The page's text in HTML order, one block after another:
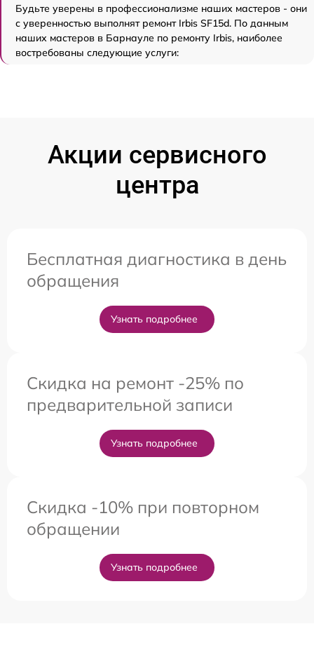
Будьте уверены в профессионализме наших мастеров - они
с уверенностью выполнят ремонт Irbis SF15d. По данным
наших мастеров в Барнауле по ремонту Irbis, наиболее
востребованы следующие услуги:
Акции сервисного
центра
Бесплатная диагностика в день
обращения
Узнать подробнее
Скидка на ремонт -25% по
предварительной записи
Узнать подробнее
Скидка -10% при повторном
обращении
Узнать подробнее